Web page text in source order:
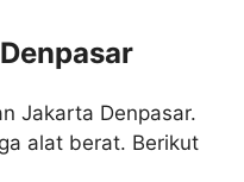
Jakarta Denpasar.
alat berat. Berikut